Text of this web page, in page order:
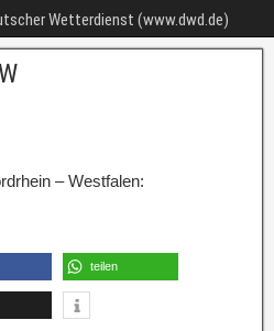
Wetterdienst (www.dwd.de)
– Westfalen:
teilen